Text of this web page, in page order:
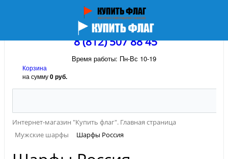
8 (812) 507 88 45
Время работы: Пн-Вс 10-19
Корзина
на сумму0 руб.
Интернет-магазин "Купить флаг". Главная страница
Мужские шарфы
Шарфы Россия